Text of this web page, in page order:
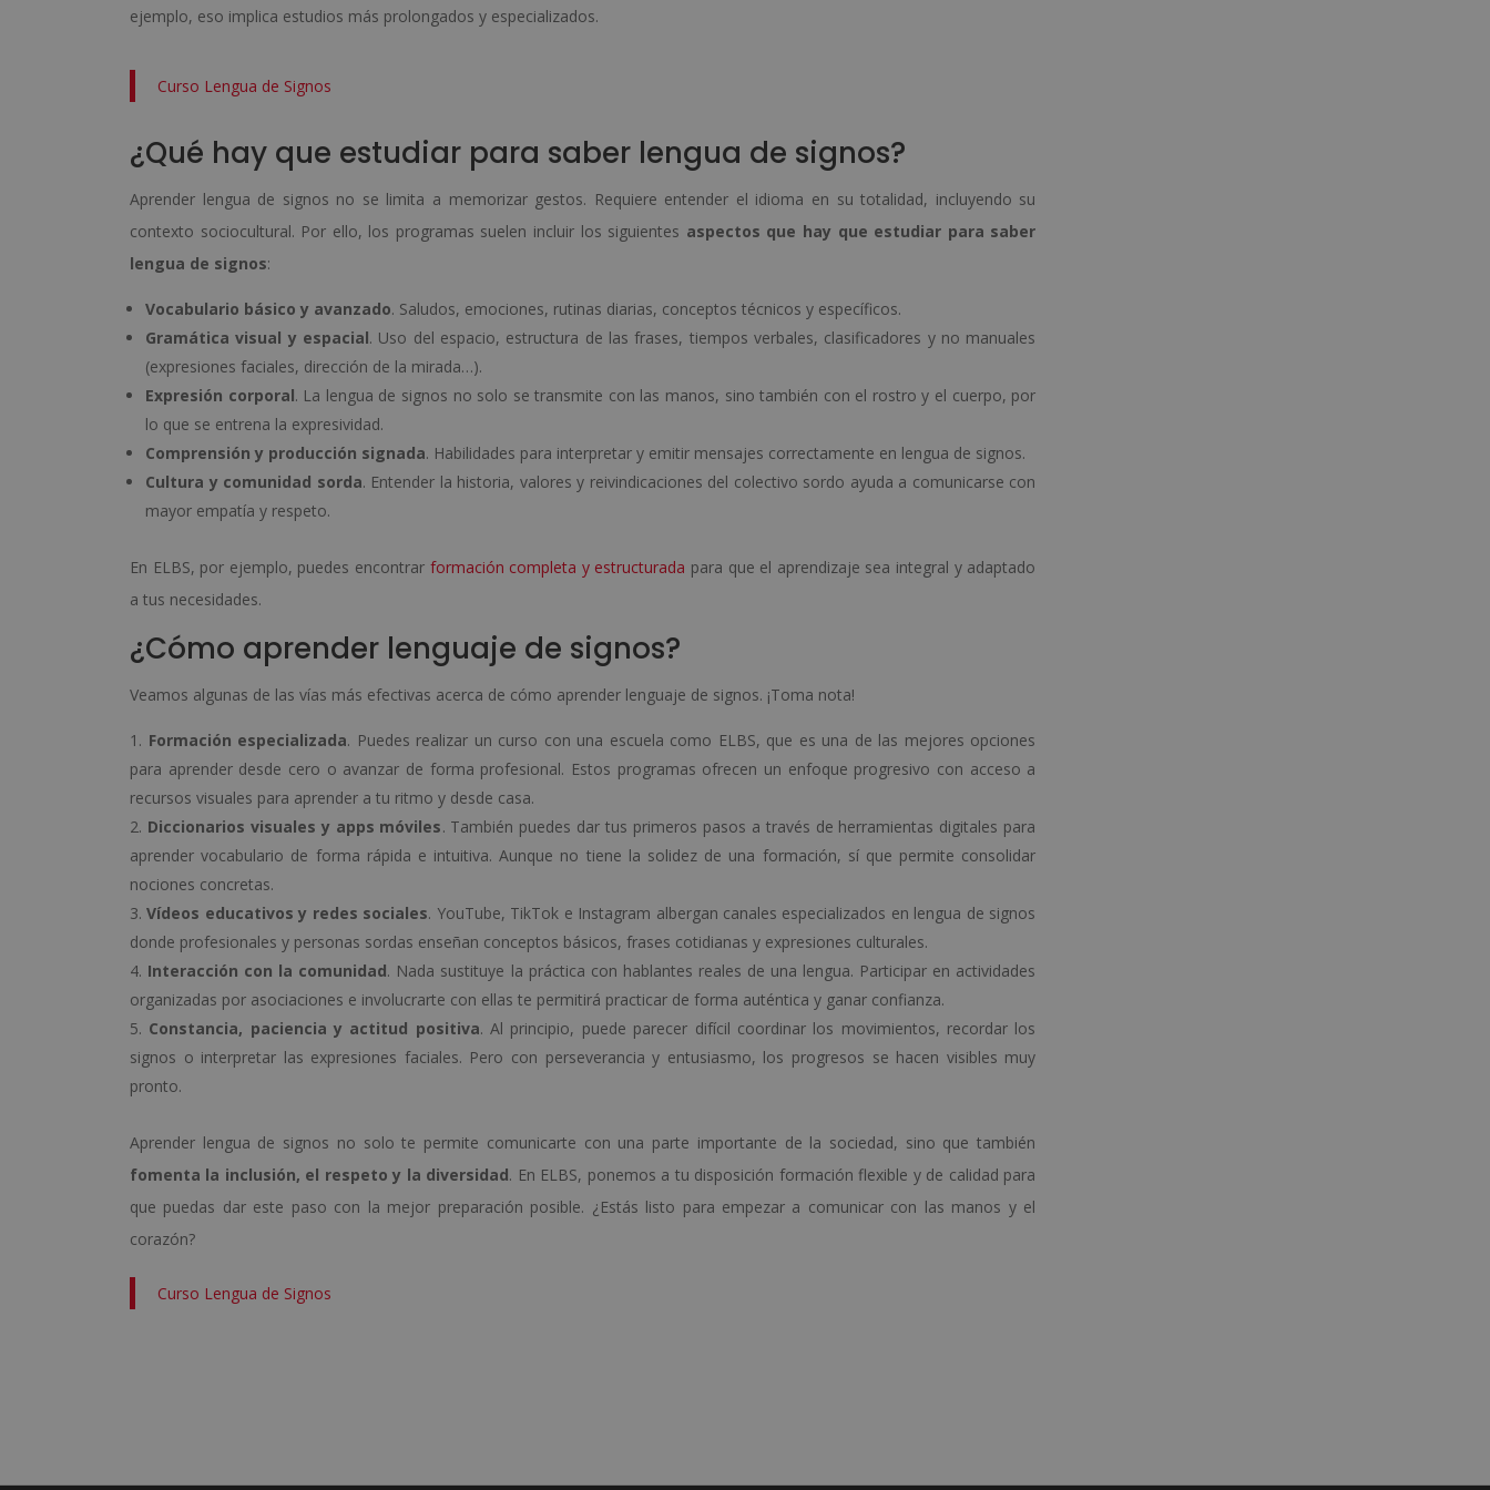
ejemplo, eso implica estudios más prolongados y especializados.
Curso Lengua de Signos
¿Qué hay que estudiar para saber lengua de signos?
Aprender lengua de signos no se limita a memorizar gestos. Requiere entender el idioma en su totalidad, incluyendo su
contexto sociocultural. Por ello, los programas suelen incluir los siguientes aspectos que hay que estudiar para saber
lengua de signos:
Vocabulario básico y avanzado. Saludos, emociones, rutinas diarias, conceptos técnicos y específicos.
Gramática visual y espacial. Uso del espacio, estructura de las frases, tiempos verbales, clasificadores y no manuales
(expresiones faciales, dirección de la mirada…).
Expresión corporal. La lengua de signos no solo se transmite con las manos, sino también con el rostro y el cuerpo, por
lo que se entrena la expresividad.
Comprensión y producción signada. Habilidades para interpretar y emitir mensajes correctamente en lengua de signos.
Cultura y comunidad sorda. Entender la historia, valores y reivindicaciones del colectivo sordo ayuda a comunicarse con
mayor empatía y respeto.
En ELBS, por ejemplo, puedes encontrar formación completa y estructurada para que el aprendizaje sea integral y adaptado
a tus necesidades.
¿Cómo aprender lenguaje de signos?
Veamos algunas de las vías más efectivas acerca de cómo aprender lenguaje de signos. ¡Toma nota!
Formación especializada. Puedes realizar un curso con una escuela como ELBS, que es una de las mejores opciones
para aprender desde cero o avanzar de forma profesional. Estos programas ofrecen un enfoque progresivo con acceso a
recursos visuales para aprender a tu ritmo y desde casa.
Diccionarios visuales y apps móviles. También puedes dar tus primeros pasos a través de herramientas digitales para
aprender vocabulario de forma rápida e intuitiva. Aunque no tiene la solidez de una formación, sí que permite consolidar
nociones concretas.
Vídeos educativos y redes sociales. YouTube, TikTok e Instagram albergan canales especializados en lengua de signos
donde profesionales y personas sordas enseñan conceptos básicos, frases cotidianas y expresiones culturales.
Interacción con la comunidad. Nada sustituye la práctica con hablantes reales de una lengua. Participar en actividades
organizadas por asociaciones e involucrarte con ellas te permitirá practicar de forma auténtica y ganar confianza.
Constancia, paciencia y actitud positiva. Al principio, puede parecer difícil coordinar los movimientos, recordar los
signos o interpretar las expresiones faciales. Pero con perseverancia y entusiasmo, los progresos se hacen visibles muy
pronto.
Aprender lengua de signos no solo te permite comunicarte con una parte importante de la sociedad, sino que también
fomenta la inclusión, el respeto y la diversidad. En ELBS, ponemos a tu disposición formación flexible y de calidad para
que puedas dar este paso con la mejor preparación posible. ¿Estás listo para empezar a comunicar con las manos y el
corazón?
Curso Lengua de Signos